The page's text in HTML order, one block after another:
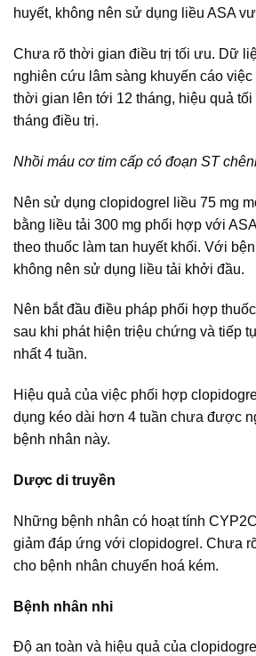
huyết, không nên sử dụng liều ASA
Chưa rõ thời gian điều trị tối ưu. Dữ
nghiên cứu lâm sàng khuyến cáo
thời gian lên tới 12 tháng, hiệu quả
tháng điều trị.
Nhồi máu cơ tim cấp có đoạn ST
Nên sử dụng clopidogrel liều 75 mg
bằng liều tải 300 mg phối hợp với
theo thuốc làm tan huyết khối. Với
không nên sử dụng liều tải khởi đầu.
Nên bắt đầu điều pháp phối hợp
sau khi phát hiện triệu chứng và tiếp
nhất 4 tuần.
Hiệu quả của việc phối hợp
dụng kéo dài hơn 4 tuần chưa được
bệnh nhân này.
Dược di truyền
Những bệnh nhân có hoạt tính
giảm đáp ứng với clopidogrel. Chưa
cho bệnh nhân chuyển hoá kém.
Bệnh nhân nhi
Độ an toàn và hiệu quả của